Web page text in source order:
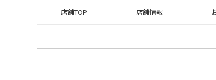
店舗TOP 店舗情報